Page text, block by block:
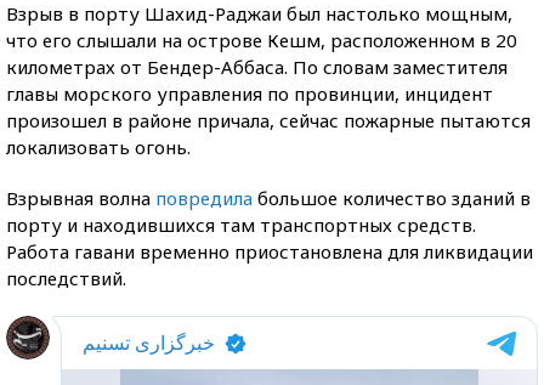
Взрыв в порту Шахид-Раджаи был настолько мощным,
что его слышали на острове Кешм, расположенном в 20
километрах от Бендер-Аббаса. По словам заместителя
главы морского управления по провинции, инцидент
произошел в районе причала, сейчас пожарные пытаются
локализовать огонь.
Взрывная волна повредила большое количество зданий в
порту и находившихся там транспортных средств.
Работа гавани временно приостановлена для ликвидации
последствий.